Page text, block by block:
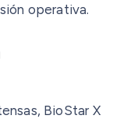
operativa.
BioStar X